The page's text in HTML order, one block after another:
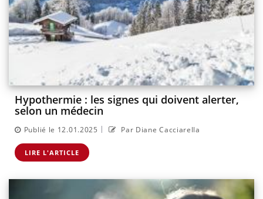
Hypothermie : les signes qui doivent alerter,
selon un médecin
Publié le 12.01.2025 | Par Diane Cacciarella
LIRE L'ARTICLE